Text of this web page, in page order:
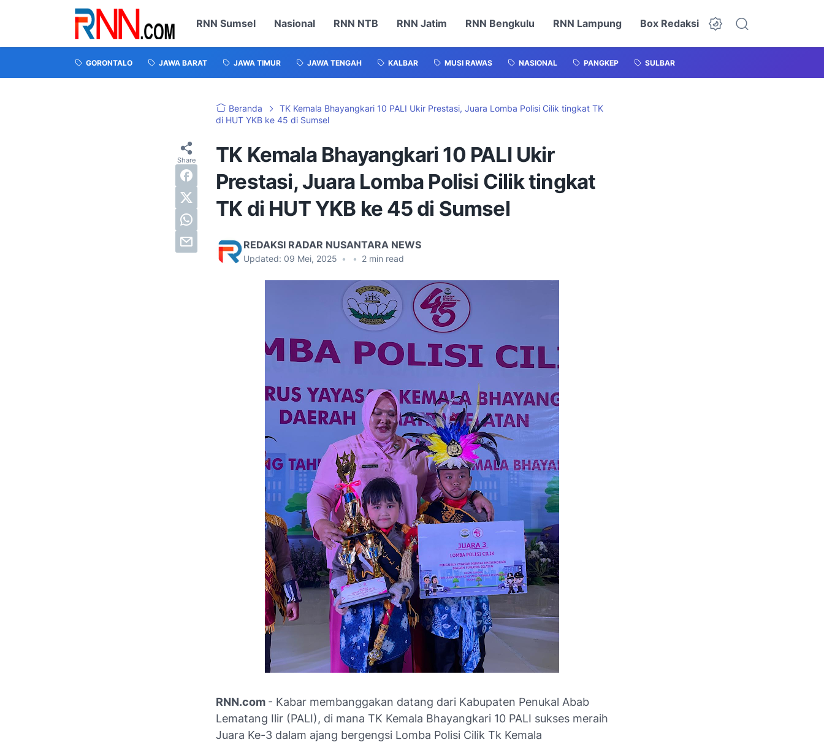
RNN Sumsel Nasional RNN NTB RNN Jatim RNN Bengkulu RNN Lampung Box Redaksi
GORONTALO JAWA BARAT JAWA TIMUR JAWA TENGAH KALBAR MUSI RAWAS NASIONAL PANGKEP SULBAR
Beranda
TK Kemala Bhayangkari 10 PALI Ukir Prestasi, Juara Lomba Polisi Cilik tingkat TK
di HUT YKB ke 45 di Sumsel
TK Kemala Bhayangkari 10 PALI Ukir
Prestasi, Juara Lomba Polisi Cilik tingkat
TK di HUT YKB ke 45 di Sumsel
REDAKSI RADAR NUSANTARA NEWS
Updated: 09 Mei, 2025 • • 2 min read
RNN.com - Kabar membanggakan datang dari Kabupaten Penukal Abab
Lematang Ilir (PALI), di mana TK Kemala Bhayangkari 10 PALI sukses meraih
Juara Ke-3 dalam ajang bergengsi Lomba Polisi Cilik Tk Kemala